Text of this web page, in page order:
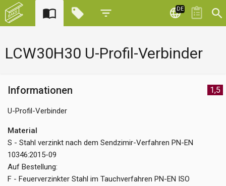
DE
LCW30H30 U-Profil-Verbinder
1,5
Informationen
U-Profil-Verbinder
Material
S - Stahl verzinkt nach dem Sendzimir-Verfahren PN-EN
10346:2015-09
Auf Bestellung:
F - Feuerverzinkter Stahl im Tauchverfahren PN-EN ISO